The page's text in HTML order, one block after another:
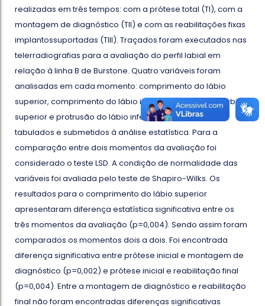
realizadas em três tempos: com a prótese total (TI), com a
montagem de diagnóstico (TII) e com as reabilitações fixas
implantossuportadas (TIII). Traçados foram executados nas
telerradiografias para a avaliação do perfil labial em
relação à linha B de Burstone. Quatro variáveis foram
analisadas em cada momento: comprimento do lábio
superior, comprimento do lábio inferior, protrusão do lábio
superior e protrusão do lábio inferior. Os dados foram
tabulados e submetidos à análise estatística. Para a
comparação entre dois momentos da avaliação foi
considerado o teste LSD. A condição de normalidade das
variáveis foi avaliada pelo teste de Shapiro-Wilks. Os
resultados para o comprimento do lábio superior
apresentaram diferença estatística significativa entre os
três momentos da avaliação (p=0,004). Sendo assim foram
comparados os momentos dois a dois. Foi encontrada
diferença significativa entre prótese inicial e montagem de
diagnóstico (p=0,002) e prótese inicial e reabilitação final
(p=0,004). Entre a montagem de diagnóstico e reabilitação
final não foram encontradas diferenças significativas